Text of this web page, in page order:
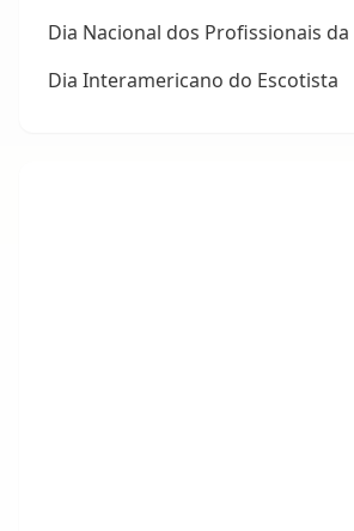
Dia Nacional dos Profissionais da
Dia Interamericano do Escotista